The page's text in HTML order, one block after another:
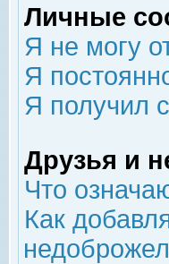
Личные
Я не могу
Я
Я получил
Друзья и
Что
Как